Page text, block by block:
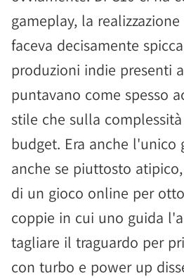
gameplay, la
faceva decisamente
produzioni indie presenti
puntavano come spesso
stile che sulla
budget. Era anche l'unico
anche se piuttosto
di un gioco online per
coppie in cui uno guida
tagliare il traguardo per
con turbo e power up